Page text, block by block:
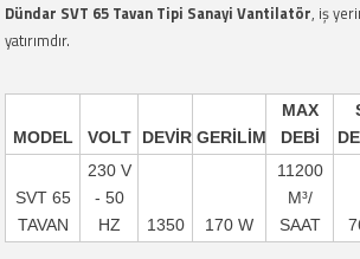
Dündar SVT 65 Tavan Tipi Sanayi Vantilatör, iş
yatırımdır.
MODEL VOLT DEVİR GERİLİM
MAX
DEBİ
SVT 65
TAVAN
230 V
- 50
HZ
1350 170 W
11200
M³/
SAAT